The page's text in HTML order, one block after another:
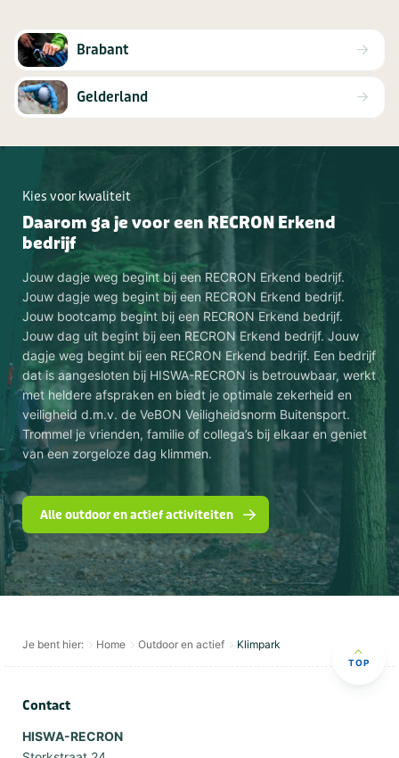
Brabant
Gelderland
Kies voor kwaliteit
Daarom ga je voor een RECRON Erkend
bedrijf
Jouw dagje weg begint bij een RECRON Erkend bedrijf.
Jouw dagje weg begint bij een RECRON Erkend bedrijf.
Jouw bootcamp begint bij een RECRON Erkend bedrijf.
Jouw dag uit begint bij een RECRON Erkend bedrijf. Jouw
dagje weg begint bij een RECRON Erkend bedrijf. Een bedrijf
dat is aangesloten bij HISWA-RECRON is betrouwbaar, werkt
met heldere afspraken en biedt je optimale zekerheid en
veiligheid d.m.v. de VeBON Veiligheidsnorm Buitensport.
Trommel je vrienden, familie of collega’s bij elkaar en geniet
van een zorgeloze dag klimmen.
Alle outdoor en actief activiteiten
Je bent hier: Home Outdoor en actief Klimpark
TOP
Contact
HISWA-RECRON